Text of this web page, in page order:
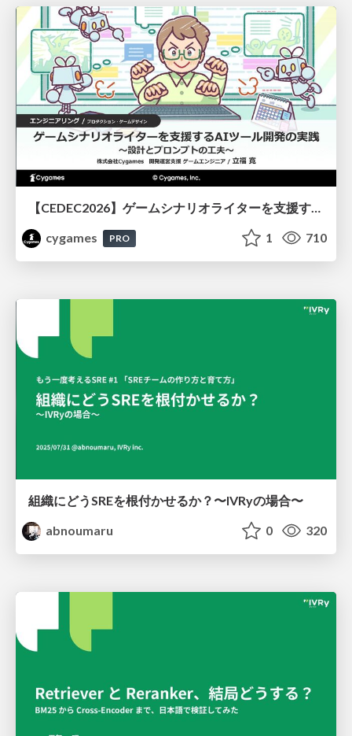
【CEDEC2026】ゲームシナリオライターを支援するAIツール開発の実践 ― 設計とプロンプトの工夫 ―
cygames
PRO 1 710
組織にどうSREを根付かせるか？〜IVRyの場合〜
abnoumaru
0 320